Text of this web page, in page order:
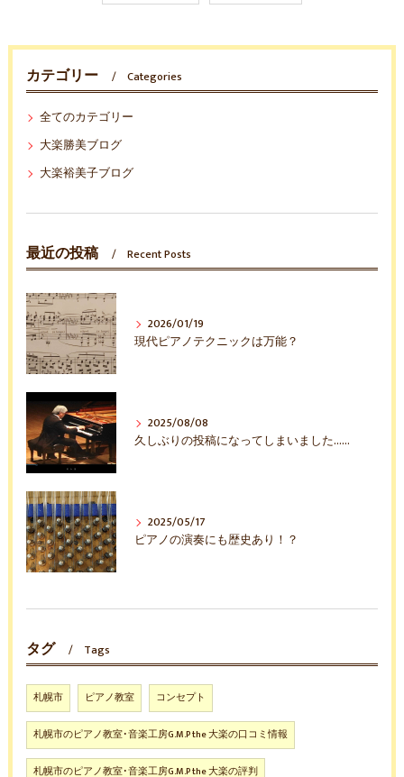
カテゴリー Categories
全てのカテゴリー
大楽勝美ブログ
大楽裕美子ブログ
最近の投稿 Recent Posts
2026/01/19
現代ピアノテクニックは万能？
2025/08/08
久しぶりの投稿になってしまいました……
2025/05/17
ピアノの演奏にも歴史あり！？
タグ Tags
札幌市 ピアノ教室 コンセプト
札幌市のピアノ教室･音楽工房G.M.P the 大楽の口コミ情報
札幌市のピアノ教室･音楽工房G.M.P the 大楽の評判